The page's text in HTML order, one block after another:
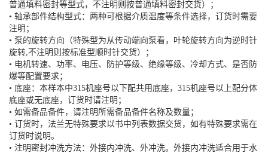
普通填料密封等型式，不注明则按普通填料密封交货）；
• 轴承部件结构型式：两种可根据介质温度等条件选择，订货时需要
注明；
• 泵的旋转方向（特殊型为从传动端向泵看，叶轮旋转方向为逆时针
旋转,不注明则按标准型顺时针交货）；
• 电机转速、功率、电压、防护等级、绝缘等级、冷却方式、是否防
爆等配置要求；
• 底座：本样本中315机座号以下配共用底座，315机座号以上配分体
底座或无底座，订货时请注明；
• 如需备品备件，请注明所需备品备件名称及数量；
• 订货时，法兰无特殊要求以书中列表数据交货，如有特殊要求需在
订货时说明。
• 注明密封冲洗方法：外接内冲洗、外冲洗。外接内冲洗适合用于水